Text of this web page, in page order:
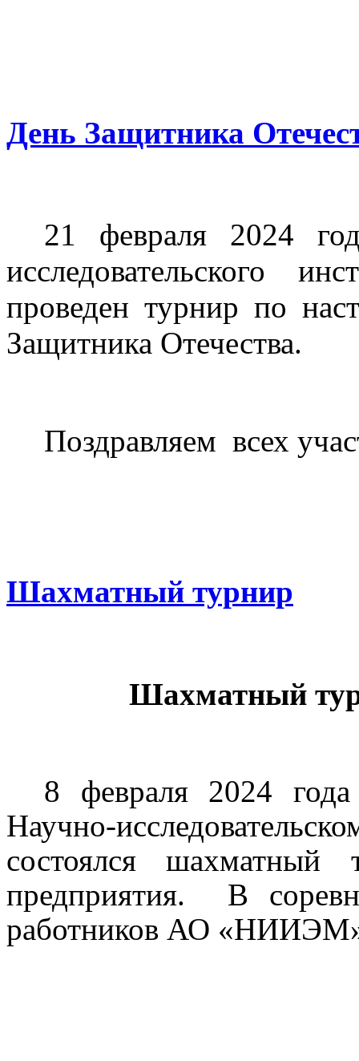
День Защитника
21 февраля 2024
исследовательского
проведен турнир по
Защитника Отечества.
Поздравляем всех
Шахматный турнир
Шахматный
8 февраля 2024
Научно-
состоялся шахматный
предприятия.
В
работников АО